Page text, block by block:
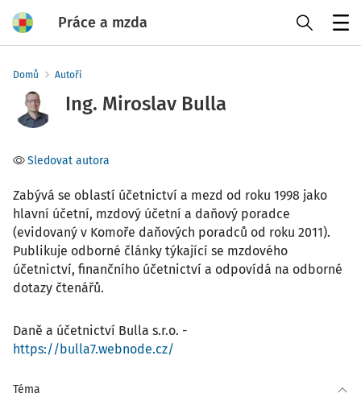
Práce a mzda
Domů Autoři
Ing. Miroslav Bulla
Sledovat autora
Zabývá se oblastí účetnictví a mezd od roku 1998 jako
hlavní účetní, mzdový účetní a daňový poradce
(evidovaný v Komoře daňových poradců od roku 2011).
Publikuje odborné články týkající se mzdového
účetnictví, finančního účetnictví a odpovídá na odborné
dotazy čtenářů.
Daně a účetnictví Bulla s.r.o. -
https://bulla7.webnode.cz/
Téma